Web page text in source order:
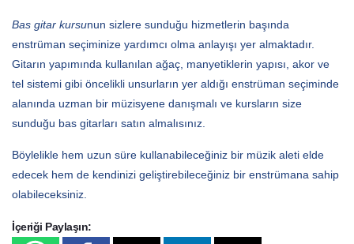
Bas gitar kursunun sizlere sunduğu hizmetlerin başında
enstrüman seçiminize yardımcı olma anlayışı yer almaktadır.
Gitarın yapımında kullanılan ağaç, manyetiklerin yapısı, akor ve
tel sistemi gibi öncelikli unsurların yer aldığı enstrüman seçiminde
alanında uzman bir müzisyene danışmalı ve kursların size
sunduğu bas gitarları satın almalısınız.
Böylelikle hem uzun süre kullanabileceğiniz bir müzik aleti elde
edecek hem de kendinizi geliştirebileceğiniz bir enstrümana sahip
olabileceksiniz.
İçeriği Paylaşın: